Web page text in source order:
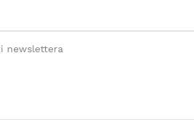
newslettera